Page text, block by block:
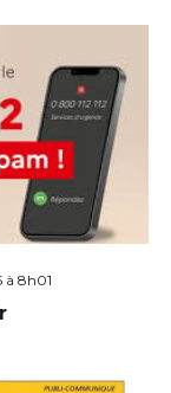
à 8h01